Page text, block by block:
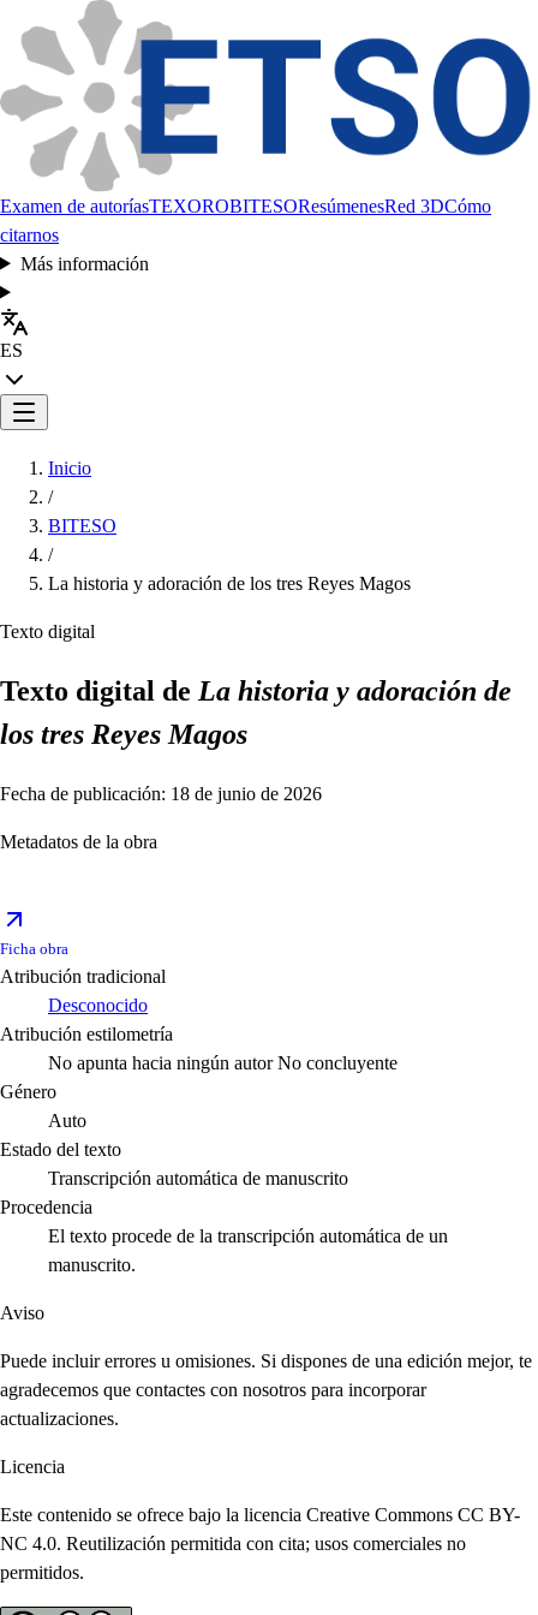
Examen de autoríasTEXOROBITESOResúmenesRed 3DCómo
citarnos
Más información
ES
Inicio
/
BITESO
/
La historia y adoración de los tres Reyes Magos
Texto digital
Texto digital de La historia y adoración de
los tres Reyes Magos
Fecha de publicación: 18 de junio de 2026
Metadatos de la obra
Ficha obra
Atribución tradicional
Desconocido
Atribución estilometría
No apunta hacia ningún autor No concluyente
Género
Auto
Estado del texto
Transcripción automática de manuscrito
Procedencia
El texto procede de la transcripción automática de un
manuscrito.
Aviso
Puede incluir errores u omisiones. Si dispones de una edición mejor, te
agradecemos que contactes con nosotros para incorporar
actualizaciones.
Licencia
Este contenido se ofrece bajo la licencia Creative Commons CC BY-
NC 4.0. Reutilización permitida con cita; usos comerciales no
permitidos.